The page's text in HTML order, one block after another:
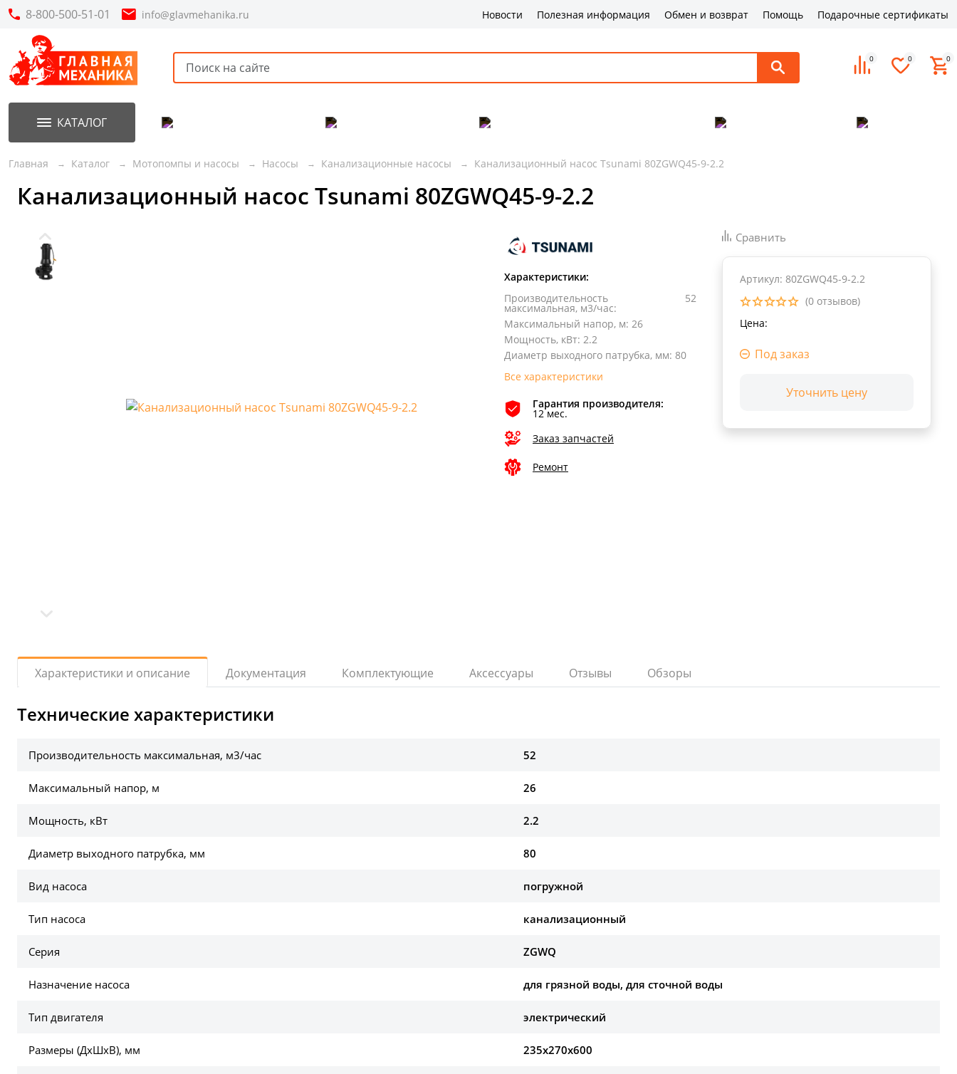
8-800-500-51-01 info@glavmehanika.ru Новости Полезная информация Обмен и возврат Помощь Подарочные сертификаты
0 0 0
КАТАЛОГ
Главная Каталог Мотопомпы и насосы Насосы Канализационные насосы Канализационный насос Tsunami 80ZGWQ45-9-2.2
Канализационный насос Tsunami 80ZGWQ45-9-2.2
Характеристики:
Производительность
максимальная, м3/час:
52
Максимальный напор, м: 26
Мощность, кВт: 2.2
Диаметр выходного патрубка, мм: 80
Все характеристики
Гарантия производителя:
12 мес.
Заказ запчастей
Ремонт
Сравнить
Артикул: 80ZGWQ45-9-2.2
(0 отзывов)
Цена:
Под заказ
Уточнить цену
Характеристики и описание Документация Комплектующие Аксессуары Отзывы Обзоры
Технические характеристики
Производительность максимальная, м3/час 52
Максимальный напор, м 26
Мощность, кВт 2.2
Диаметр выходного патрубка, мм 80
Вид насоса погружной
Тип насоса канализационный
Серия ZGWQ
Назначение насоса для грязной воды, для сточной воды
Тип двигателя электрический
Размеры (ДхШхВ), мм 235х270х600